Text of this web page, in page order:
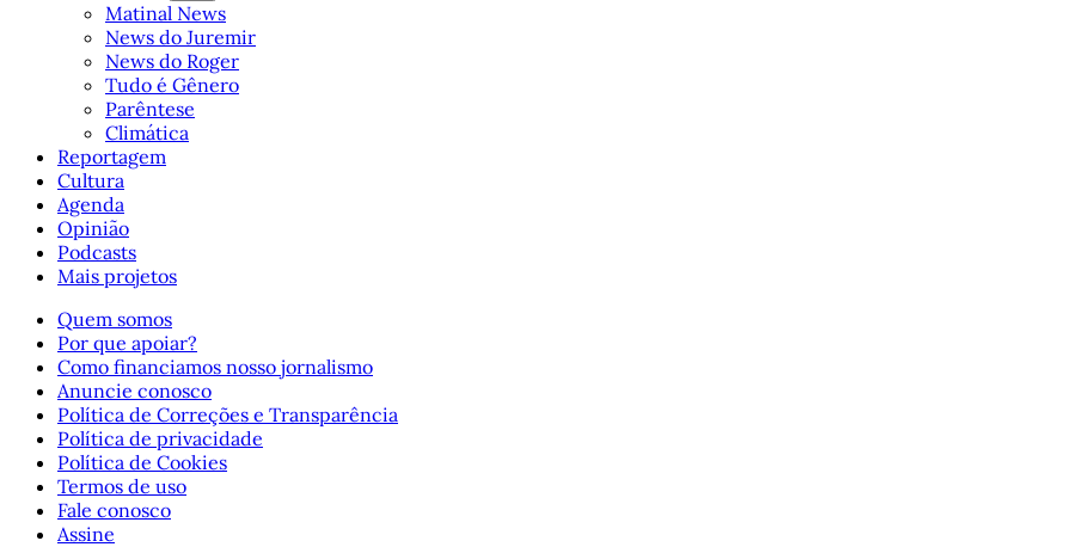
Matinal News
News do Juremir
News do Roger
Tudo é Gênero
Parêntese
Climática
Reportagem
Cultura
Agenda
Opinião
Podcasts
Mais projetos
Quem somos
Por que apoiar?
Como financiamos nosso jornalismo
Anuncie conosco
Política de Correções e Transparência
Política de privacidade
Política de Cookies
Termos de uso
Fale conosco
Assine